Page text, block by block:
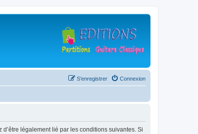
Connexion
S’enregistrer
légalement lié par les conditions suivantes. Si